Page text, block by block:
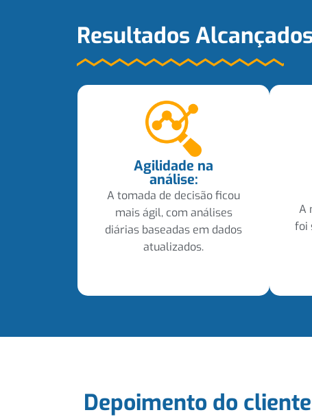
Resultados Alcançados
Agilidade na
análise:
A tomada de decisão ficou
mais ágil, com análises
diárias baseadas em dados
atualizados.
A
foi
Depoimento do cliente